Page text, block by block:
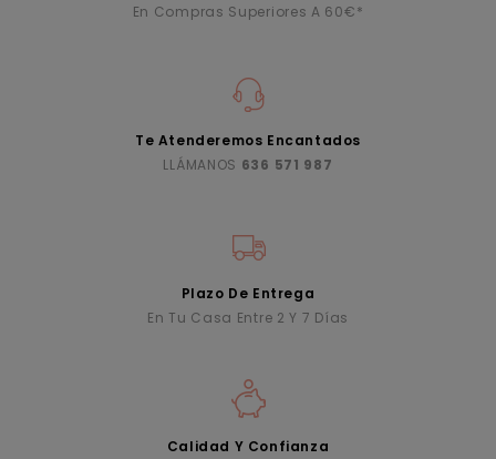
En Compras Superiores A 60€*
Te Atenderemos Encantados
LLÁMANOS 636 571 987
Plazo De Entrega
En Tu Casa Entre 2 Y 7 Días
Calidad Y Confianza